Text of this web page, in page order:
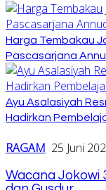
Harga Tembakau
Pascasarjana
Ayu Asalasiyah
Hadirkan
RAGAM 25 Juni
Wacana Jokowi